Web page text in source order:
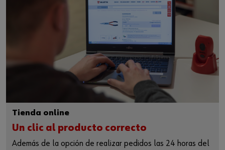
Tienda online
Un clic al producto correcto
Además de la opción de realizar pedidos las 24 horas del